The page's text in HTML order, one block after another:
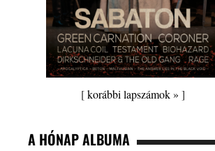
[korábbi lapszámok » ]
A HÓNAP ALBUMA